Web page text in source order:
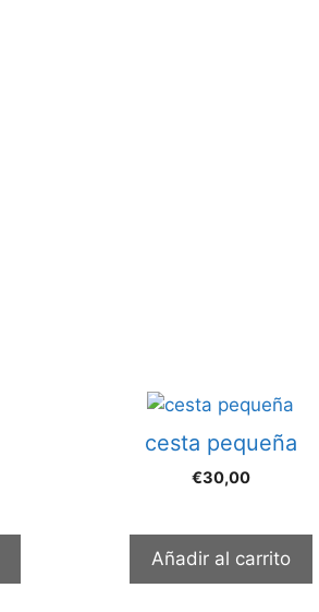
cesta pequeña
€30,00
Añadir al carrito